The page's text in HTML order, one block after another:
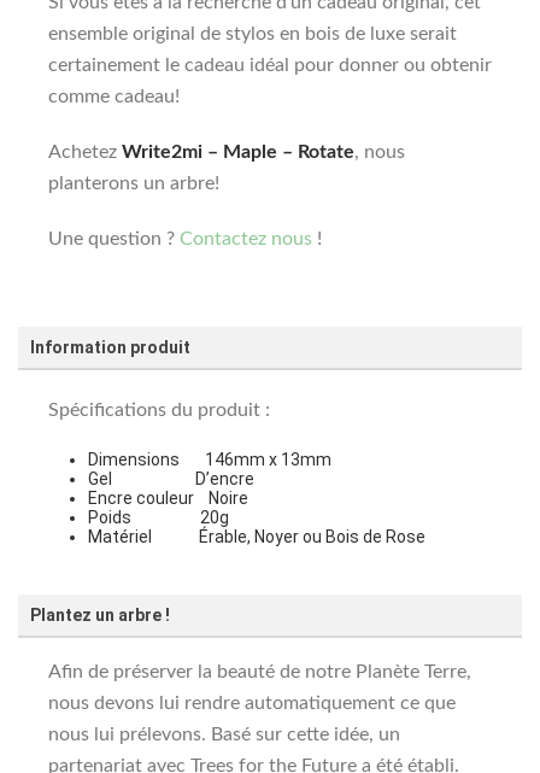
ensemble original de stylos en bois de luxe serait
certainement le cadeau idéal pour donner ou obtenir
comme cadeau!
Achetez Write2mi – Maple – Rotate, nous
planterons un arbre!
Une question ? Contactez nous !
Information produit
Spécifications du produit :
Dimensions 146mm x 13mm
Gel D’encre
Encre couleur Noire
Poids 20g
Matériel Érable, Noyer ou Bois de Rose
Plantez un arbre !
Afin de préserver la beauté de notre Planète Terre,
nous devons lui rendre automatiquement ce que
nous lui prélevons. Basé sur cette idée, un
partenariat avec Trees for the Future a été établi.